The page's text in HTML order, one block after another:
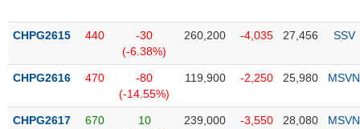
chính
tích
thuật
CHPG2615 440
-30
(-6.38%)
260,200 -4,035 27,456 SSV
CHPG2616 470
-80
(-14.55%)
119,900 -2,250 25,980 MSVN
CHPG2617 670
10
239,000 -3,550 28,080 MSVN